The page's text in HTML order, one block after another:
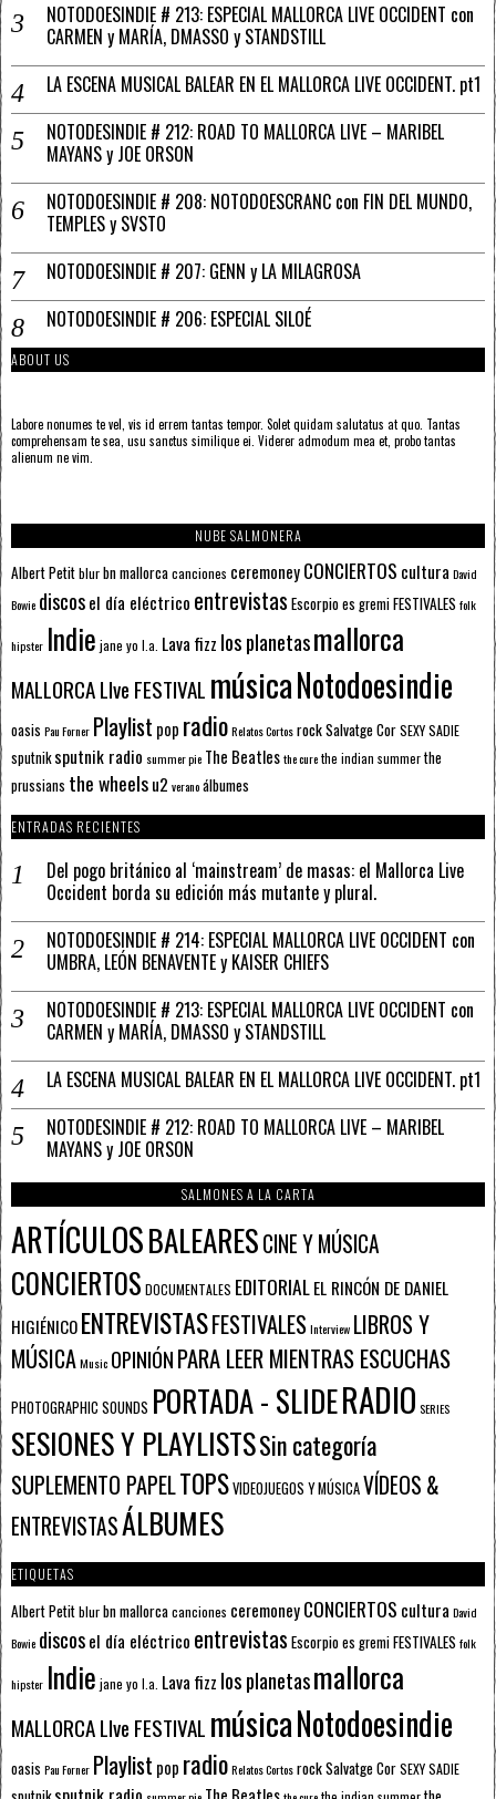
NOTODOESINDIE # 213: ESPECIAL MALLORCA LIVE OCCIDENT con
CARMEN y MARÍA, DMASSO y STANDSTILL
LA ESCENA MUSICAL BALEAR EN EL MALLORCA LIVE OCCIDENT. pt1
NOTODESINDIE # 212: ROAD TO MALLORCA LIVE – MARIBEL
MAYANS y JOE ORSON
NOTODOESINDIE # 208: NOTODOESCRANC con FIN DEL MUNDO,
TEMPLES y SVSTO
NOTODOESINDIE # 207: GENN y LA MILAGROSA
NOTODOESINDIE # 206: ESPECIAL SILOÉ
ABOUT US
Labore nonumes te vel, vis id errem tantas tempor. Solet quidam salutatus at quo. Tantas
comprehensam te sea, usu sanctus similique ei. Viderer admodum mea et, probo tantas
alienum ne vim.
NUBE SALMONERA
Albert Petitblurbn mallorcacanciones ceremoneyCONCIERTOS cultura David
Bowie discosel día eléctrico entrevistas Escorpioes gremiFESTIVALES folk
hipster Indie jane yo l.a. Lava fizz los planetasmallorca
MALLORCA LIve FESTIVAL músicaNotodoesindie
oasis Pau Forner Playlist pop radioRelatos CortosrockSalvatge CorSEXY SADIE
sputnik sputnik radio summer pie The Beatlesthe curethe indian summerthe
prussians the wheelsu2 veranoálbumes
ENTRADAS RECIENTES
Del pogo británico al ‘mainstream’ de masas: el Mallorca Live
Occident borda su edición más mutante y plural.
NOTODOESINDIE # 214: ESPECIAL MALLORCA LIVE OCCIDENT con
UMBRA, LEÓN BENAVENTE y KAISER CHIEFS
NOTODOESINDIE # 213: ESPECIAL MALLORCA LIVE OCCIDENT con
CARMEN y MARÍA, DMASSO y STANDSTILL
LA ESCENA MUSICAL BALEAR EN EL MALLORCA LIVE OCCIDENT. pt1
NOTODESINDIE # 212: ROAD TO MALLORCA LIVE – MARIBEL
MAYANS y JOE ORSON
SALMONES A LA CARTA
ARTÍCULOSBALEARESCINE Y MÚSICA
CONCIERTOS DOCUMENTALES EDITORIALEL RINCÓN DE DANIEL
HIGIÉNICOENTREVISTASFESTIVALESInterview LIBROS Y
MÚSICAMusic OPINIÓNPARA LEER MIENTRAS ESCUCHAS
PHOTOGRAPHIC SOUNDS PORTADA - SLIDERADIO SERIES
SESIONES Y PLAYLISTSSin categoría
SUPLEMENTO PAPELTOPSVIDEOJUEGOS Y MÚSICAVÍDEOS &
ENTREVISTASÁLBUMES
ETIQUETAS
Albert Petitblurbn mallorcacanciones ceremoneyCONCIERTOS cultura David
Bowie discosel día eléctrico entrevistas Escorpioes gremiFESTIVALES folk
hipster Indie jane yo l.a. Lava fizz los planetasmallorca
MALLORCA LIve FESTIVAL músicaNotodoesindie
oasis Pau Forner Playlist pop radioRelatos CortosrockSalvatge CorSEXY SADIE